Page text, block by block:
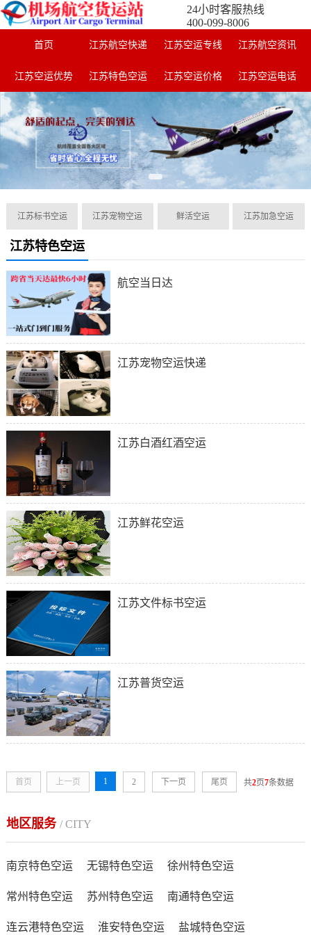
24小时客服热线
400-099-8006
首页 江苏航空快递 江苏空运专线 江苏航空资讯
江苏空运优势 江苏特色空运 江苏空运价格 江苏空运电话
江苏标书空运 江苏宠物空运 鲜活空运 江苏加急空运
江苏特色空运
航空当日达
江苏宠物空运快递
江苏白酒红酒空运
江苏鲜花空运
江苏文件标书空运
江苏普货空运
首页 上一页 1 2 下一页 尾页 共2页7条数据
地区服务 / CITY
南京特色空运 无锡特色空运 徐州特色空运
常州特色空运 苏州特色空运 南通特色空运
连云港特色空运 淮安特色空运 盐城特色空运